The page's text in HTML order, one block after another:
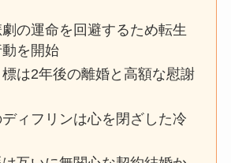
の運命を回避するため転生
を開始
は2年後の離婚と高額な慰謝
ィフリンは心を閉ざした冷